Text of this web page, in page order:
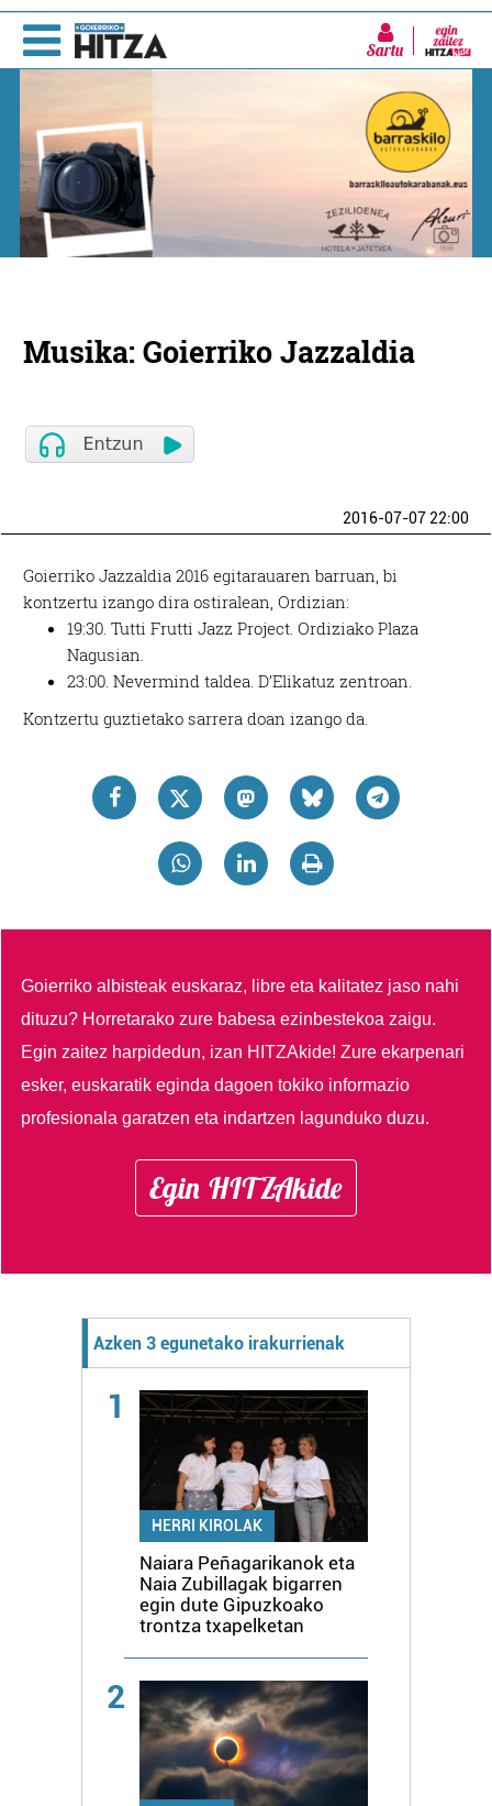
Sartu
Musika: Goierriko Jazzaldia
2016-07-07 22:00
Goierriko Jazzaldia 2016 egitarauaren barruan, bi
kontzertu izango dira ostiralean, Ordizian:
19:30. Tutti Frutti Jazz Project. Ordiziako Plaza
Nagusian.
23:00. Nevermind taldea. D’Elikatuz zentroan.
Kontzertu guztietako sarrera doan izango da.
Goierriko albisteak euskaraz, libre eta kalitatez jaso nahi
dituzu? Horretarako zure babesa ezinbestekoa zaigu.
Egin zaitez harpidedun, izan HITZAkide!Zure ekarpenari
esker, euskaratik eginda dagoen tokiko informazio
profesionala garatzen eta indartzen lagunduko duzu.
Egin HITZAkide
Azken 3 egunetako irakurrienak
1
HERRI KIROLAK
Naiara Peñagarikanok eta
Naia Zubillagak bigarren
egin dute Gipuzkoako
trontza txapelketan
2